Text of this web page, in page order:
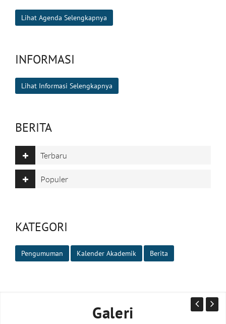
Lihat Agenda Selengkapnya
INFORMASI
Lihat Informasi Selengkapnya
BERITA
Terbaru
Populer
KATEGORI
Pengumuman Kalender Akademik Berita
Galeri